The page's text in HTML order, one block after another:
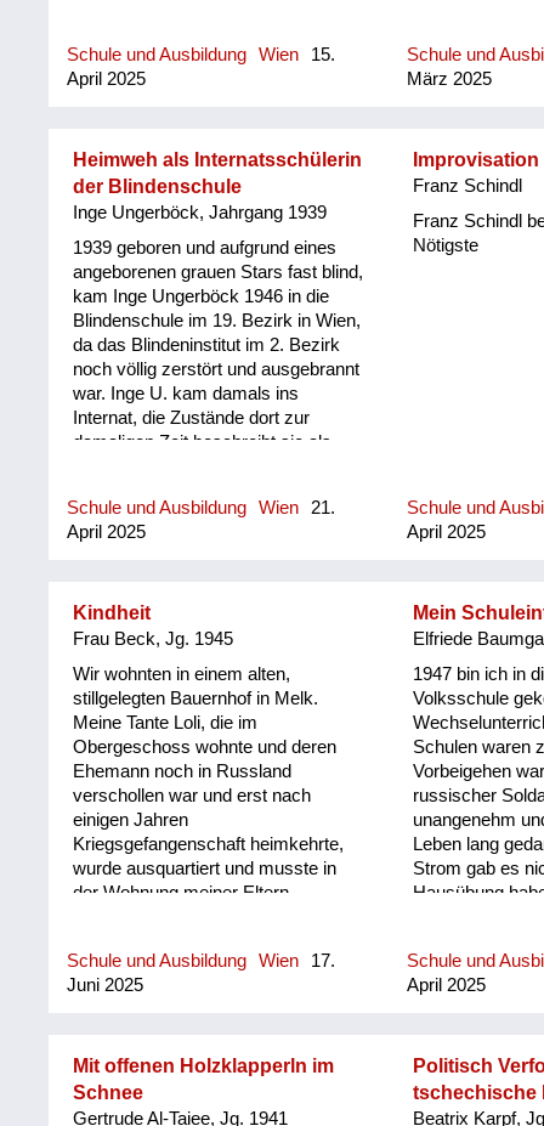
Schule und Ausbildung Wien
15.
April 2025
Schule und
März 2025
Heimweh als Internatsschülerin
der Blindenschule
Inge Ungerböck, Jahrgang 1939
1939 geboren und aufgrund eines
angeborenen grauen Stars fast blind,
kam Inge Ungerböck 1946 in die
Blindenschule im 19. Bezirk in Wien,
da das Blindeninstitut im 2. Bezirk
noch völlig zerstört und ausgebrannt
war. Inge U. kam damals ins
Internat, die Zustände dort zur
damaligen Zeit beschreibt sie als
stark an ihre Mutter gebunden war.
In der Blindenschule waren auch
erlitten hatten, und dadurch ihr
Augenlicht verloren hatten.
Schule und Ausbildung Wien
21.
April 2025
Franz Schindl
Franz Schindl
Nötigste
Schule und
April 2025
Kindheit
Frau Beck, Jg. 1945
Wir wohnten in einem alten,
stillgelegten Bauernhof in Melk.
Meine Tante Loli, die im
Obergeschoss wohnte und deren
Ehemann noch in Russland
verschollen war und erst nach
einigen Jahren
Kriegsgefangenschaft heimkehrte,
wurde ausquartiert und musste in
der Wohnung meiner Eltern
hochschwanger und schon die
Russen im Haus. Letztendlich war
Kapital mit. Frau Nina bezog das
Obergeschoss. Nina sprach perfekt
Deutsch und konnte sich gut mit der
Schule und Ausbildung Wien
17.
Juni 2025
Mein
Elfriede
1947 bin ich in
Volksschule
Schulen waren
Vorbeigehen
russischer
unangenehm
Leben lang
Strom gab es
Hausübung
so holzhaltig
voll mit blauen
ohne Glas.
Schule und
April 2025
Mit offenen Holzklapperln im
Schnee
Gertrude Al-Taiee, Jg. 1941
Politisch
tschechische
Beatrix Karpf,